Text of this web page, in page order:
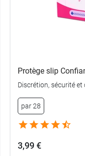
Protège slip
Discrétion, sécurité
par 28
3,99 €